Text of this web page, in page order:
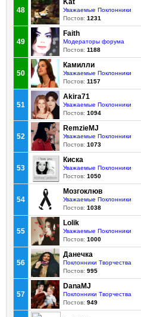
48
Kat
Уважаемые Поклонники
Постов: 1231
49
Faith
Модераторы форума
Постов: 1188
50
Камилли
Уважаемые Поклонники
Постов: 1157
51
Akira71
Уважаемые Поклонники
Постов: 1094
52
RemzieMJ
Уважаемые Поклонники
Постов: 1073
53
Киска
Уважаемые Поклонники
Постов: 1050
54
Мозгоклюв
Уважаемые Поклонники
Постов: 1038
55
Lolik
Уважаемые Поклонники
Постов: 1000
56
Данечка
Поклонники Творчества
Постов: 995
57
DanaMJ
Поклонники Творчества
Постов: 949